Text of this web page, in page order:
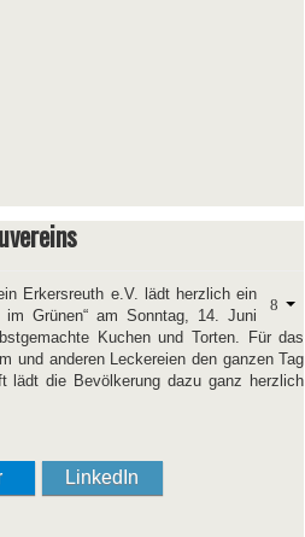
Erkersreuth e.V. lädt herzlich ein
im Grünen“ am Sonntag, 14. Juni
Kuchen und Torten. Für das
und anderen Leckereien den ganzen Tag
lädt die Bevölkerung dazu ganz herzlich
LinkedIn